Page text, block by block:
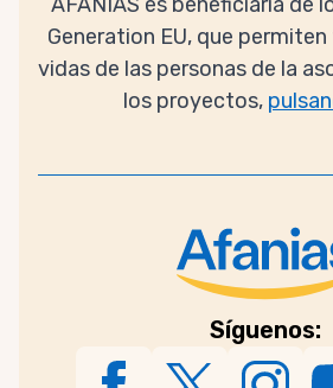
AFANIAS es beneficiaria de
Generation EU, que
vidas de las personas de la
los proyectos,
Síguenos: